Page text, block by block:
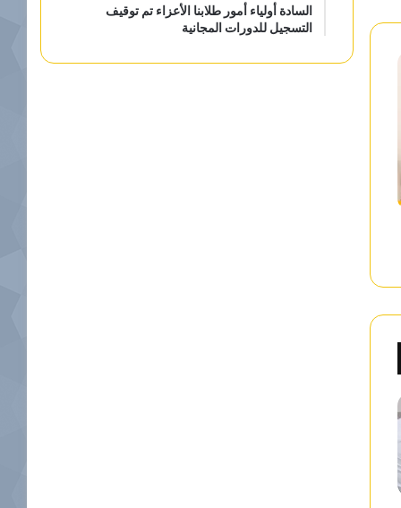
السادة أولياء أمور طلابنا الأعزاء تم توقيف
التسجيل للدورات المجانية